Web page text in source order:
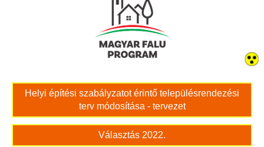
Bölcskei Rákóczi Horgász Egyesület
Bölcskei Sportegyesület
Bölcskei Sólymok Íjász Baráti Kör
Amatőr Színjátszó Társulat Egyesület
Múló Évek Nyugdíjas Klub
Helyi építési szabályzatot érintő településrendezési
terv módosítása - tervezet
Választás 2022.